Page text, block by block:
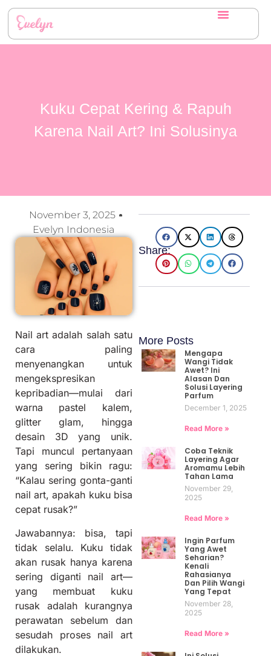
Kuku Cepat Kering & Rapuh
Karena Nail Art? Ini Solusinya
November 3, 2025
Evelyn Indonesia
Nail art adalah salah satu
cara paling
menyenangkan untuk
mengekspresikan
kepribadian—mulai dari
warna pastel kalem,
glitter glam, hingga
desain 3D yang unik.
Tapi muncul pertanyaan
yang sering bikin ragu:
“Kalau sering gonta-ganti
nail art, apakah kuku bisa
cepat rusak?”
Jawabannya: bisa, tapi
tidak selalu. Kuku tidak
akan rusak hanya karena
sering diganti nail art—
yang membuat kuku
rusak adalah kurangnya
perawatan sebelum dan
sesudah proses nail art
dilakukan.
Share:
More Posts
Mengapa
Wangi Tidak
Awet? Ini
Alasan Dan
Solusi Layering
Parfum
December 1, 2025
Read More »
Coba Teknik
Layering Agar
Aromamu Lebih
Tahan Lama
November 29,
2025
Read More »
Ingin Parfum
Yang Awet
Seharian?
Kenali
Rahasianya
Dan Pilih Wangi
Yang Tepat
November 28,
2025
Read More »